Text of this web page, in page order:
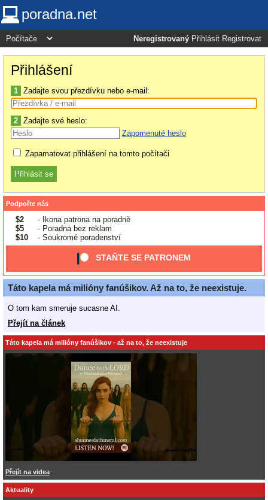
poradna.net
Neregistrovaný Přihlásit Registrovat
Přihlášení
1 Zadajte svou přezdívku nebo e-mail:
2 Zadajte své heslo:
Zapomenuté heslo
Zapamatovat přihlášení na tomto počítači
Podpořte nás
$2
- Ikona patrona na poradně
$5
- Poradna bez reklam
$10
- Soukromé poradenství
STAŇTE SE PATRONEM
Táto kapela má milióny fanúšikov. Až na to, že neexistuje.
O tom kam smeruje sucasne AI.
Přejít na článek
Táto kapela má milióny fanúšikov - až na to, že neexistuje
Přejít na videa
Aktuality